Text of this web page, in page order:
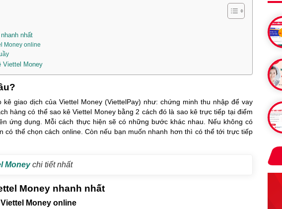
nhất
Money online
Viettel Money
giao dịch của Viettel Money (ViettelPay) như: chứng minh thu nhập để vay
hàng có thể sao kê Viettel Money bằng 2 cách đó là sao kê trực tiếp tại điểm
ứng dụng. Mỗi cách thực hiện sẽ có những bước khác nhau. Nếu không có
có thể chọn cách online. Còn nếu bạn muốn nhanh hơn thì có thể tới trực tiếp
Moneychi tiết nhất
Money nhanh nhất
Money online